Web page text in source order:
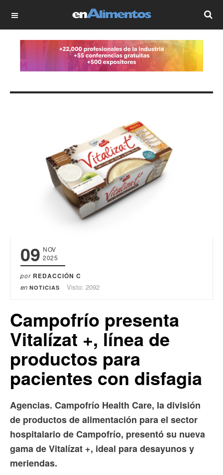
OFF CANVAS
09 NOV
2025
por REDACCIÓN C
en NOTICIAS Visto: 2092
Campofrío presenta
Vitalízat +, línea de
productos para
pacientes con disfagia
Agencias. Campofrío Health Care, la división
de productos de alimentación para el sector
hospitalario de Campofrío, presentó su nueva
gama de Vitalízat +, ideal para desayunos y
meriendas.